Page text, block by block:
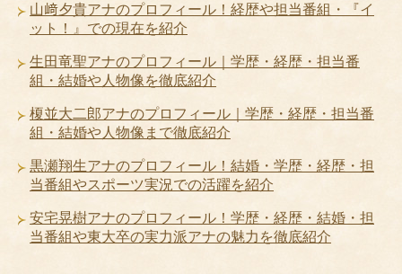
山﨑夕貴アナのプロフィール！経歴や担当番組・『イ
ット！』での現在を紹介
生田竜聖アナのプロフィール｜学歴・経歴・担当番
組・結婚や人物像を徹底紹介
榎並大二郎アナのプロフィール｜学歴・経歴・担当番
組・結婚や人物像まで徹底紹介
黒瀬翔生アナのプロフィール！結婚・学歴・経歴・担
当番組やスポーツ実況での活躍を紹介
安宅晃樹アナのプロフィール！学歴・経歴・結婚・担
当番組や東大卒の実力派アナの魅力を徹底紹介